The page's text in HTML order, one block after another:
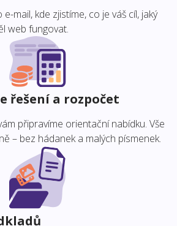
mail, kde zjistíme, co je váš cíl, jaký
web fungovat.
řešení a rozpočet
připravíme orientační nabídku. Vše
– bez hádanek a malých písmenek.